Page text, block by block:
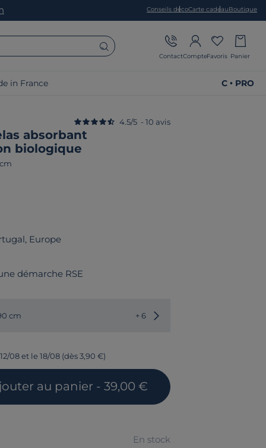
Conseils décoCarte cadeauBoutique
ContactCompteFavoris Panier
in France C • PRO
absorbant
biologique
4.5/5 - 10 avis
Europe
démarche RSE
cm + 6 Choisir une autre dimension
08 et le 18/08 (dès 3,90 €)
au panier - 39,00 €
En stock